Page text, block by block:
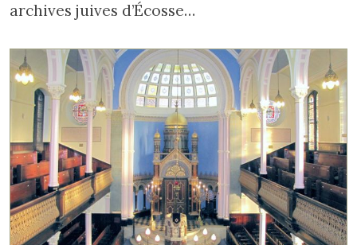
archives juives d’Écosse…